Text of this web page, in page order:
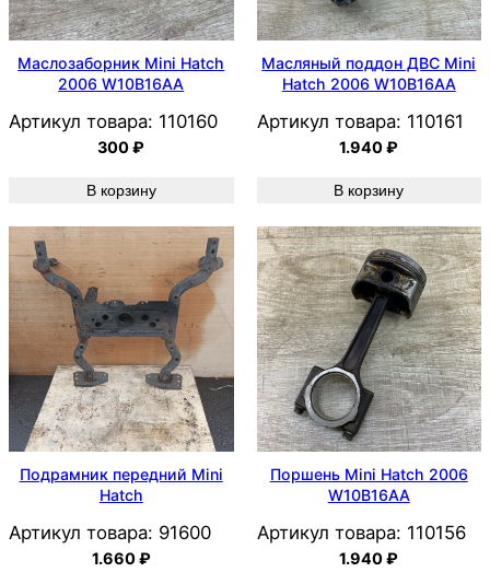
Маслозаборник Mini Hatch
2006 W10B16AA
Артикул товара: 110160
300₽
В корзину
Масляный поддон ДВС Mini
Hatch 2006 W10B16AA
Артикул товара: 110161
1.940₽
В корзину
Подрамник передний Mini
Hatch
Артикул товара: 91600
1.660₽
Поршень Mini Hatch 2006
W10B16AA
Артикул товара: 110156
1.940₽